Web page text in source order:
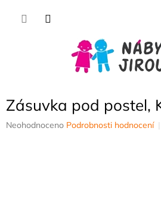
Zásuvka pod postel,
Průměrné
Neohodnoceno Podrobnosti hodnocení